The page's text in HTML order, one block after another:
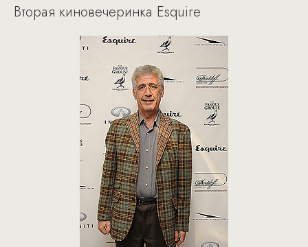
Вторая киновечеринка Esquire